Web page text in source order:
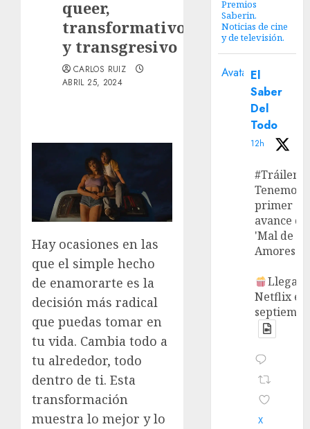
queer,
transformativo
y transgresivo
CARLOS RUIZ
ABRIL 25, 2024
Hay ocasiones en las
que el simple hecho
de enamorarte es la
decisión más radical
que puedas tomar en
tu vida. Cambia todo a
tu alrededor, todo
dentro de ti. Esta
transformación
muestra lo mejor y lo
Premios
Saberin.
Noticias de cine
y de televisión.
Avatar El
Saber
Del
Todo
12h
#Tráiler
Tenemos
primer
avance de
'Mal de
Amores'.
Llega a
Netflix en
X